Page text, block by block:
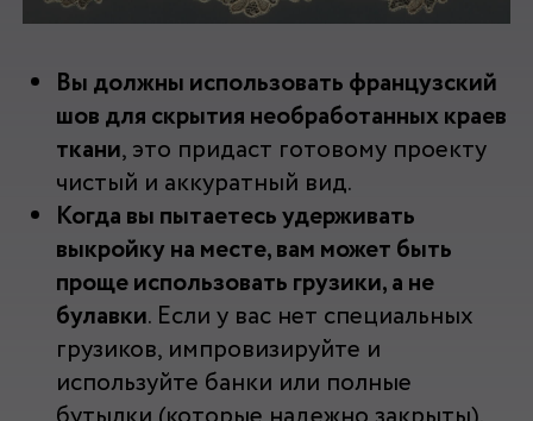
Вы должны использовать французский
шов для скрытия необработанных краев
ткани, это придаст готовому проекту
чистый и аккуратный вид.
Когда вы пытаетесь удерживать
выкройку на месте, вам может быть
проще использовать грузики, а не
булавки. Если у вас нет специальных
грузиков, импровизируйте и
используйте банки или полные